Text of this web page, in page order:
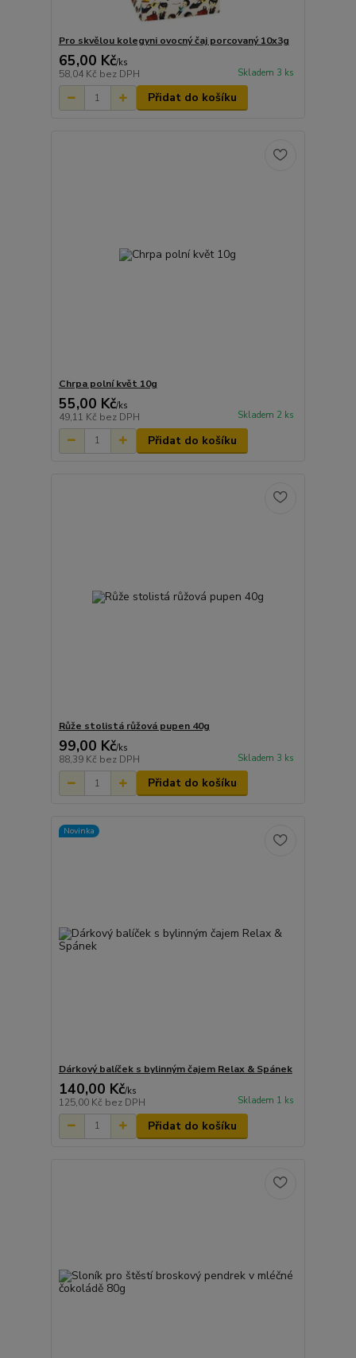
Pro skvělou kolegyni ovocný čaj porcovaný 10x3g
65,00 Kč/ks
58,04 Kč bez DPH Skladem 3 ks
Přidat do košíku
Chrpa polní květ 10g
55,00 Kč/ks
49,11 Kč bez DPH Skladem 2 ks
Přidat do košíku
Růže stolistá růžová pupen 40g
99,00 Kč/ks
88,39 Kč bez DPH Skladem 3 ks
Přidat do košíku
Novinka
Dárkový balíček s bylinným čajem Relax & Spánek
140,00 Kč/ks
125,00 Kč bez DPH Skladem 1 ks
Přidat do košíku